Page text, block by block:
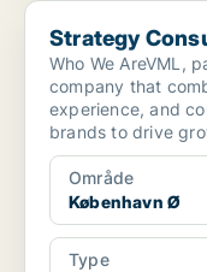
Strategy Consulting
Strategy
Who We AreVML,
company that
experience, and
brands to drive
Område
København Ø
Type